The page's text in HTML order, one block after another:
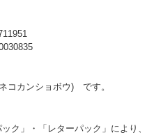
カンショボウ) です。
ク」・「レターパック」により